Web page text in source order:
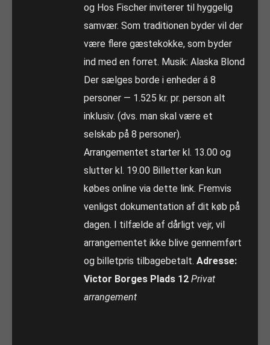
og Hos Fischer inviterer til hyggelig
samvær. Som traditionen byder vil der
være flere gæstekokke, som byder
ind med en forret. Musik: Alaska Blond
Der sælges borde i enheder á 8
personer — 1.525 kr. pr. person alt
inklusiv. (dvs. man skal være et
selskab på 8 personer).
Arrangementet starter kl. 13.00 og
slutter kl. 19.00 Billetter kan kun
købes online via dette link. Fremvis
venligst dokumentation af dit køb på
dagen. I tilfælde af dårligt vejr, vil
arrangementet ikke blive gennemført
og billetpris tilbagebetalt.Adresse:
Victor Borges Plads 12 Privat
arrangement